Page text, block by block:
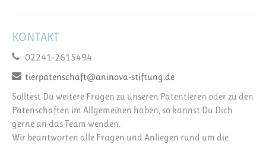
KONTAKT
02241-2615494
tierpatenschaft@aninova-stiftung.de
Solltest Du weitere Fragen zu unseren Patentieren oder zu den
Patenschaften im Allgemeinen haben, so kannst Du Dich
gerne an das Team wenden.
Wir beantworten alle Fragen und Anliegen rund um die